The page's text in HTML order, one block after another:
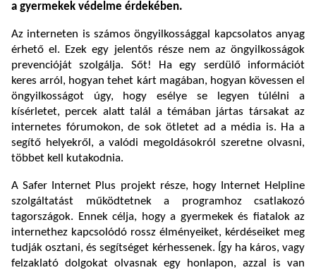
a gyermekek védelme érdekében.
Az interneten is számos öngyilkossággal kapcsolatos anyag
érhető el. Ezek egy jelentős része nem az öngyilkosságok
prevencióját szolgálja. Sőt! Ha egy serdülő információt
keres arról, hogyan tehet kárt magában, hogyan kövessen el
öngyilkosságot úgy, hogy esélye se legyen túlélni a
kísérletet, percek alatt talál a témában jártas társakat az
internetes fórumokon, de sok ötletet ad a média is. Ha a
segítő helyekről, a valódi megoldásokról szeretne olvasni,
többet kell kutakodnia.
A Safer Internet Plus projekt része, hogy Internet Helpline
szolgáltatást működtetnek a programhoz csatlakozó
tagországok. Ennek célja, hogy a gyermekek és fiatalok az
internethez kapcsolódó rossz élményeiket, kérdéseiket meg
tudják osztani, és segítséget kérhessenek. Így ha káros, vagy
felzaklató dolgokat olvasnak egy honlapon, azzal is van